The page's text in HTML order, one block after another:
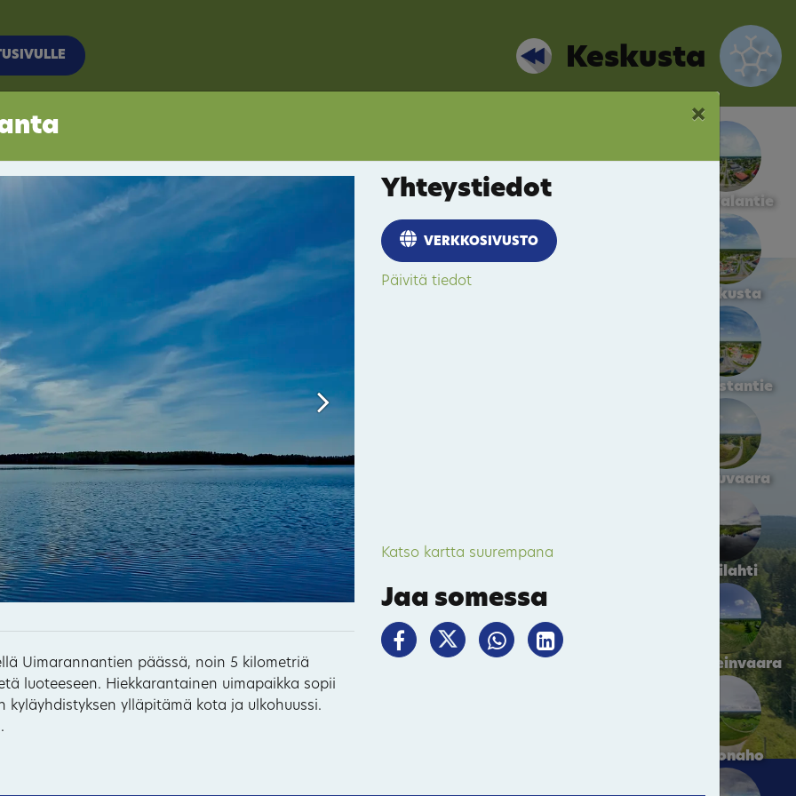
Keskusta
Kalevalantie
Keskusta
Pogostantie
Hattuvaara
Kivilahti
Parppeinvaara
Kakonaho
×
Uimarannantien päässä, noin 5 kilometriä
luoteeseen. Hiekkarantainen uimapaikka sopii
kyläyhdistyksen ylläpitämä kota ja ulkohuussi.
Yhteystiedot
VERKKOSIVUSTO
Päivitä tiedot
Katso kartta suurempana
Jaa somessa